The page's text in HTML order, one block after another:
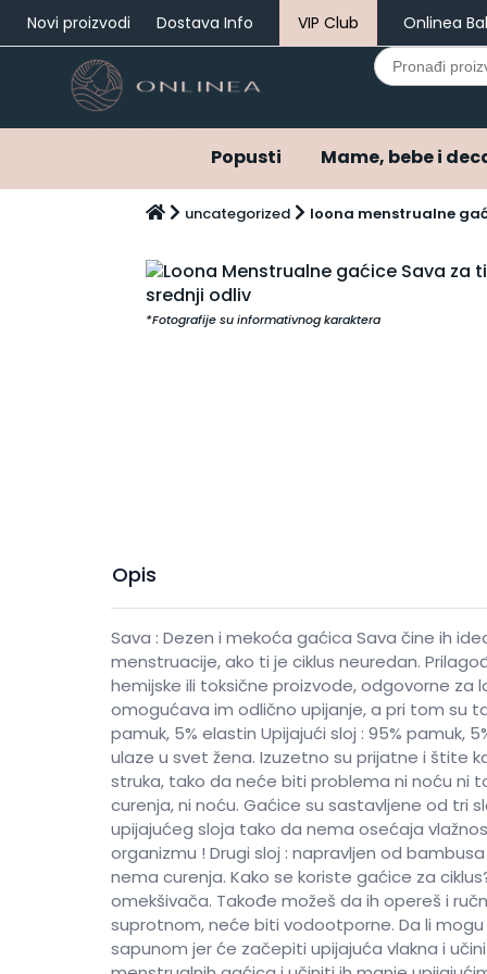
Novi proizvodi Dostava Info VIP Club Onlinea
Search
for:
Popusti Mame, bebe i
Mame, bebe i deca
Ostala bebi oprema
Varalice
Pelene
Dečiji balzam za usne
Dečiji parfemi
Dečiji sapuni
Gel za kupanje za bebe i decu
Krema za kupanje za bebe i decu
Krema za temenjaču
Kreme protiv ojeda
Kreme za bebe
Kupke za bebe
Losioni za bebe
Šampon za bebe i decu
Šampon za temenjaču
Ulje za bebe
Ulje za kupanje za bebe i decu
Vlažne maramice za bebe
Vitamini i suplementi za decu
Za trudnice i mame
uncategorized loona menstrualne
*Fotografije su informativnog karaktera
Opis
Sava : Dezen i mekoća gaćica Sava čine ih
menstruacije, ako ti je ciklus neuredan.
hemijske ili toksične proizvode, odgovorne za
omogućava im odlično upijanje, a pri tom su
pamuk, 5% elastin Upijajući sloj : 95% pamuk,
ulaze u svet žena. Izuzetno su prijatne i štite
struka, tako da neće biti problema ni noću ni
curenja, ni noću. Gaćice su sastavljene od tri
upijajućeg sloja tako da nema osećaja
organizmu ! Drugi sloj : napravljen od
nema curenja. Kako se koriste gaćice za
omekšivača. Takođe možeš da ih opereš i
suprotnom, neće biti vodootporne. Da li
sapunom jer će začepiti upijajuća vlakna i